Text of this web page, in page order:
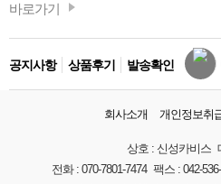
바로가기
공지사항 상품후기 발송확인
회사소개 개인정보취
상호 :신성카비스
전화 : 070-7801-7474 팩스 : 042-